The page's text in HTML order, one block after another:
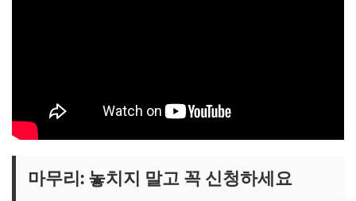
마무리: 놓치지 말고 꼭 신청하세요